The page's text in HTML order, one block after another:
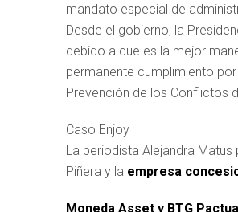
mandato especial de
Desde el gobierno, la
debido a que es la mejor
permanente cumplimiento
Prevención de los Conflictos
Caso Enjoy
La periodista Alejandra
Piñera y la empresa
Moneda Asset y BTG